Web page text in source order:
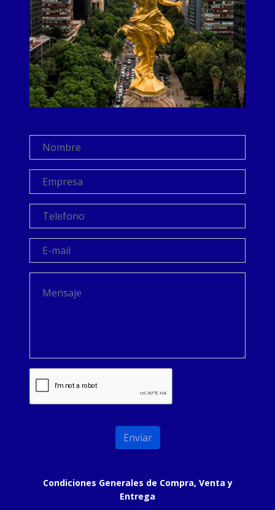
Condiciones Generales de Compra, Venta y
Entrega